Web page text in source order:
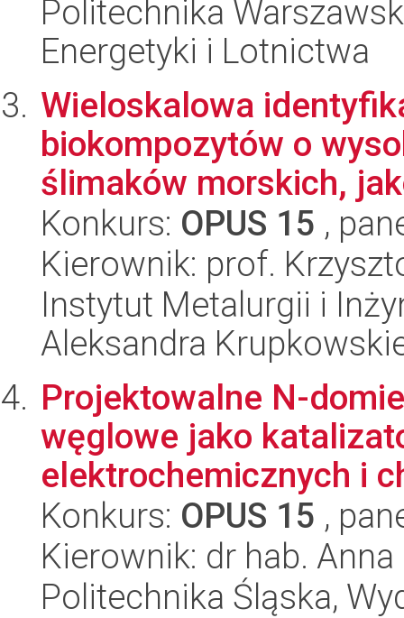
Politechnika
Energetyki i Lotnictwa
Wieloskalowa
biokompozytów o
ślimaków morskich,
Konkurs: OPUS 15 ,
Kierownik: prof.
Instytut Metalurgii i
Aleksandra
Projektowalne N-
węglowe jako
elektrochemicznych i
Konkurs: OPUS 15 ,
Kierownik: dr hab.
Politechnika Śląska,